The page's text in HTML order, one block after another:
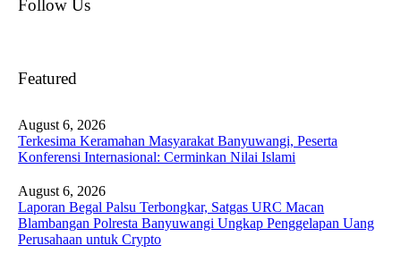
Follow Us
Featured
August 6, 2026
Terkesima Keramahan Masyarakat Banyuwangi, Peserta
Konferensi Internasional: Cerminkan Nilai Islami
August 6, 2026
Laporan Begal Palsu Terbongkar, Satgas URC Macan
Blambangan Polresta Banyuwangi Ungkap Penggelapan Uang
Perusahaan untuk Crypto